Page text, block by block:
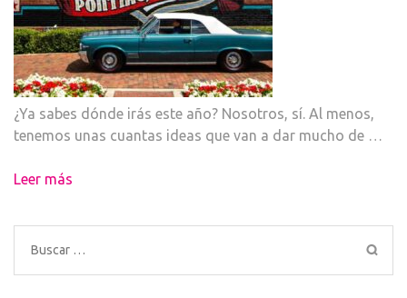
¿Ya sabes dónde irás este año? Nosotros, sí. Al menos,
tenemos unas cuantas ideas que van a dar mucho de …
Leer más
Buscar: